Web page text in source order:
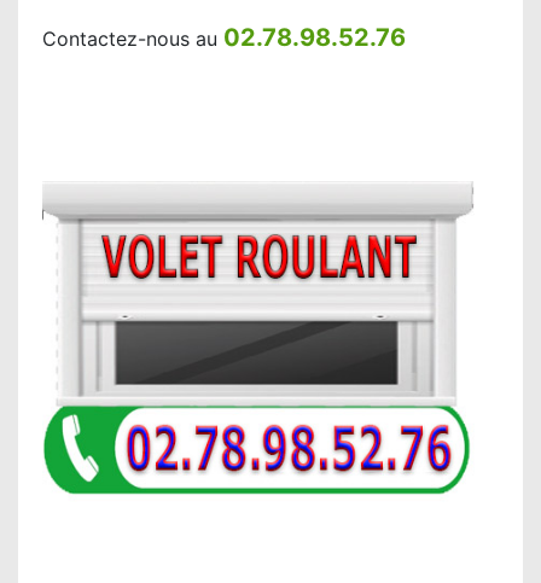
Contactez-nous au 02.78.98.52.76